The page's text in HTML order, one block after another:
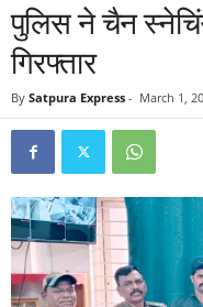
पुलिस ने चैन
गिरफ्तार
By Satpura Express - March 1,